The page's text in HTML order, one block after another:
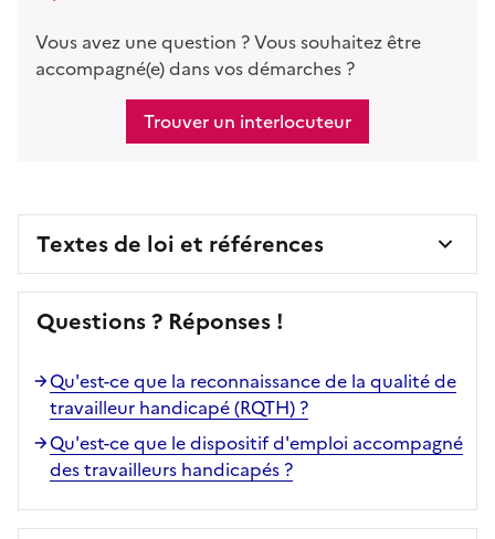
Vous avez une question ? Vous souhaitez être
accompagné(e) dans vos démarches ?
Trouver un interlocuteur
Textes de loi et références
Questions ? Réponses !
Qu'est-ce que la reconnaissance de la qualité de
travailleur handicapé (RQTH) ?
Qu'est-ce que le dispositif d'emploi accompagné
des travailleurs handicapés ?